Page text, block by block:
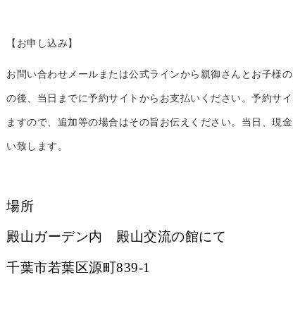
【お申し込み】
お問い合わせメールまたは公式ラインから親御さんとお子様
の後、当日までに予約サイトからお支払いください。予約サ
ますので、追加等の場合はその旨お伝えください。当日、 現
い致します。
場所
殿山ガーデン内 殿山交流の館にて
千葉市若葉区源町839-1